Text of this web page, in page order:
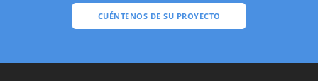
CUÉNTENOS DE SU PROYECTO